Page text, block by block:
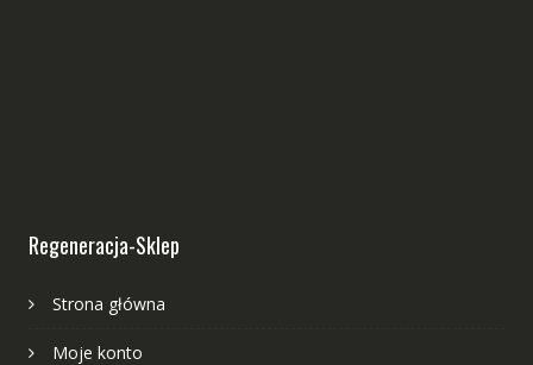
Regeneracja-Sklep
Strona główna
Moje konto